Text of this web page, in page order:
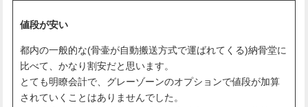
値段が安い
都内の一般的な(骨壷が自動搬送方式で運ばれてくる)納骨堂に
比べて、かなり割安だと思います。
とても明瞭会計で、グレーゾーンのオプションで値段が加算
されていくことはありませんでした。